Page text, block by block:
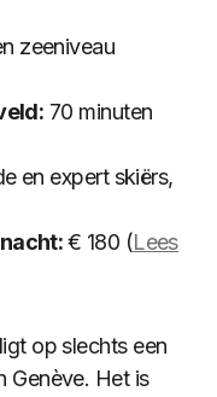
zeeniveau
70 minuten
en expert skiërs,
€ 180 (Lees
op slechts een
Genève. Het is